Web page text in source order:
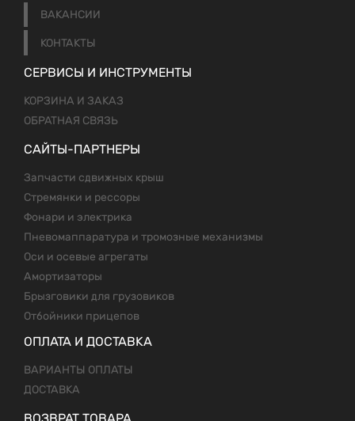
ВАКАНСИИ
КОНТАКТЫ
СЕРВИСЫ И ИНСТРУМЕНТЫ
КОРЗИНА И ЗАКАЗ
ОБРАТНАЯ СВЯЗЬ
САЙТЫ-ПАРТНЕРЫ
Запчасти сдвижных крыш
Стремянки и рессоры
Фонари и электрика
Пневомаппаратура и тромозные механизмы
Оси и осевые агрегаты
Амортизаторы
Брызговики для грузовиков
Отбойники прицепов
ОПЛАТА И ДОСТАВКА
ВАРИАНТЫ ОПЛАТЫ
ДОСТАВКА